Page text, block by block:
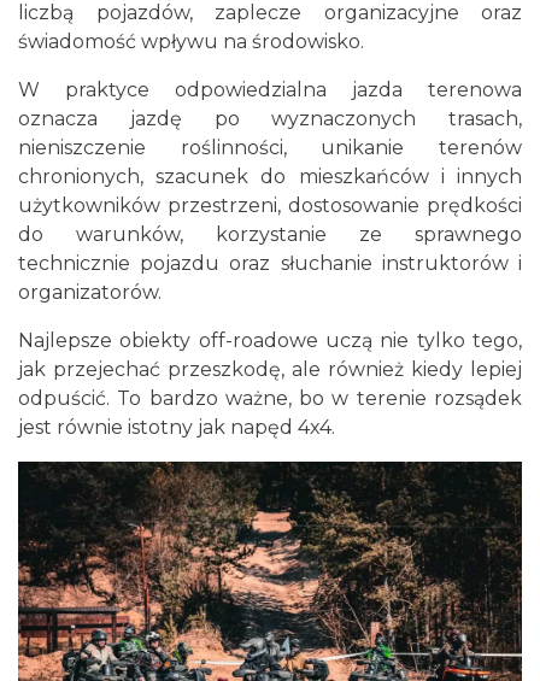
liczbą pojazdów, zaplecze organizacyjne oraz
świadomość wpływu na środowisko.
W praktyce odpowiedzialna jazda terenowa
oznacza jazdę po wyznaczonych trasach,
nieniszczenie roślinności, unikanie terenów
chronionych, szacunek do mieszkańców i innych
użytkowników przestrzeni, dostosowanie prędkości
do warunków, korzystanie ze sprawnego
technicznie pojazdu oraz słuchanie instruktorów i
organizatorów.
Najlepsze obiekty off-roadowe uczą nie tylko tego,
jak przejechać przeszkodę, ale również kiedy lepiej
odpuścić. To bardzo ważne, bo w terenie rozsądek
jest równie istotny jak napęd 4x4.